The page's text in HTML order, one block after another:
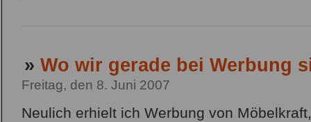
» Wo wir gerade bei Werbung
Freitag, den 8. Juni 2007
Neulich erhielt ich Werbung von